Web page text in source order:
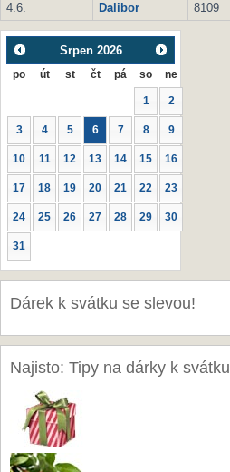
4.6.
Dalibor 8109
Srpen 2026
po út st čt pá so ne
1 2
3 4 5 6 7 8 9
10 11 12 13 14 15 16
17 18 19 20 21 22 23
24 25 26 27 28 29 30
31
Dárek k svátku se slevou!
Najisto: Tipy na dárky k svátku